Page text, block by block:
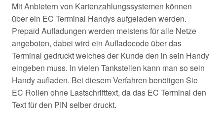
Mit Anbietern von Kartenzahlungssystemen können
über ein EC Terminal Handys aufgeladen werden.
Prepaid Aufladungen werden meistens für alle Netze
angeboten, dabei wird ein Aufladecode über das
Terminal gedruckt welches der Kunde den in sein Handy
eingeben muss. In vielen Tankstellen kann man so sein
Handy aufladen. Bei diesem Verfahren benötigen Sie
EC Rollen ohne Lastschrifttext, da das EC Terminal den
Text für den PIN selber druckt.